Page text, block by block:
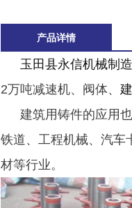
产品详情
玉田县永信机械制
2万吨减速机、阀体、
建筑用铸件的应用
铁道、工程机械、汽车
材等行业。